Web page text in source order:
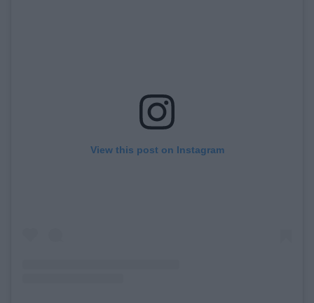
View this post on Instagram